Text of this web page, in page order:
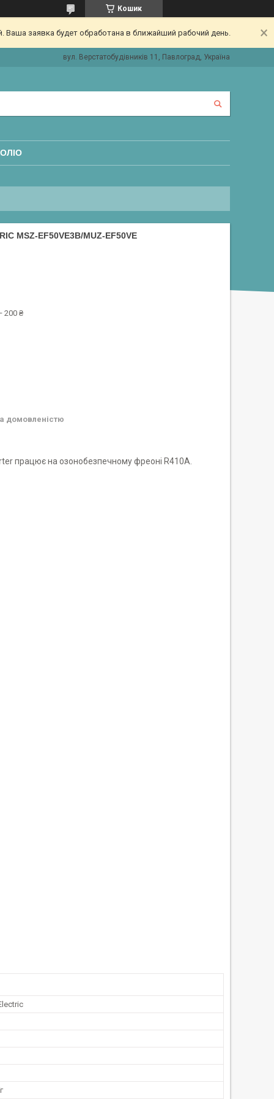
Кошик
заявка будет обработана в ближайший рабочий день.
вул. Верстатобудівників 11, Павлоград, Україна
MSZ-EF50VE3B/MUZ-EF50VE
200 ₴
домовленістю
працює на озонобезпечному фреоні R410А.